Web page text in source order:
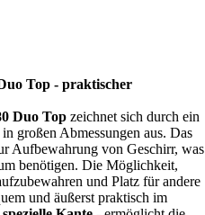
Top - praktischer
Duo Top zeichnet sich durch ein
großen Abmessungen aus. Das
Aufbewahrung von Geschirr, was
benötigen. Die Möglichkeit,
und Platz für andere
und äußerst praktisch im